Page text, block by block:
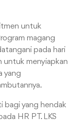
untuk
magang
pada hari
untuk menyiapkan
yang
bagi yang hendak
HR PT. LKS